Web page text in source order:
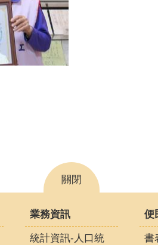
關閉
業務資訊
統計資訊-人口統
便
書